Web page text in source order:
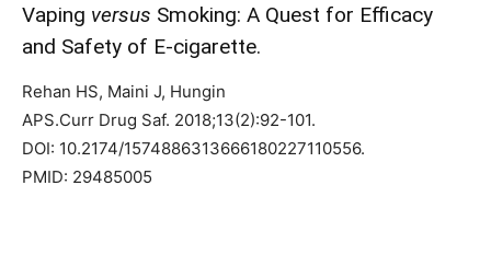
Vaping versus Smoking: A Quest for Efficacy
and Safety of E-cigarette.
Rehan HS, Maini J, Hungin
APS.Curr Drug Saf. 2018;13(2):92-101.
DOI: 10.2174/1574886313666180227110556.
PMID: 29485005